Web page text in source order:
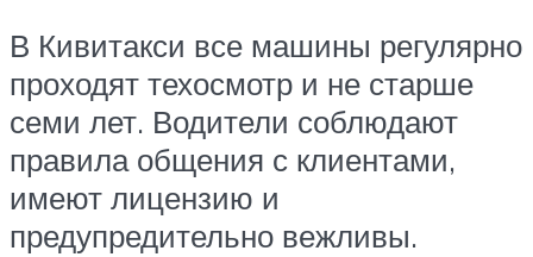
В Кивитакси все машины регулярно
проходят техосмотр и не старше
семи лет. Водители соблюдают
правила общения с клиентами,
имеют лицензию и
предупредительно вежливы.